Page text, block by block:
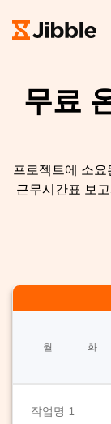
무료
프로젝트에 소
근무시간표 보
월 화